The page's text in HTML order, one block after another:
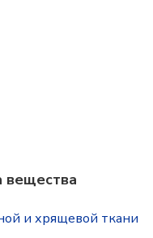
вещества
и хрящевой ткани